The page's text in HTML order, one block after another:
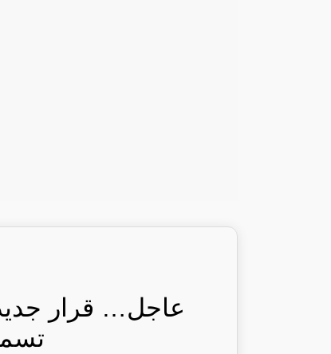
عاجل… قرار